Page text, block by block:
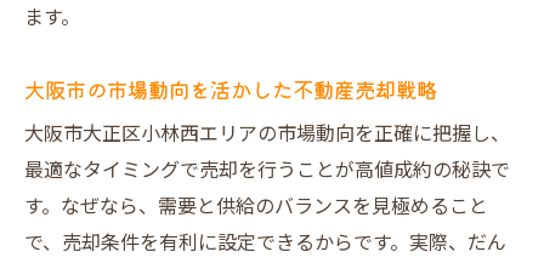
査定価格と成約価格の違いを正しく理解し
よう
売却活動中に注意したい主な落とし穴とは
信頼できる不動産売却パートナーの選び方
手続き負担を減らす不動産売却サポートの
ます。
大阪市の市場動向を活かした不動産売却戦略
大阪市大正区小林西エリアの市場動向を正確に把握し、
最適なタイミングで売却を行うことが高値成約の秘訣で
す。なぜなら、需要と供給のバランスを見極めること
で、売却条件を有利に設定できるからです。実際、だん